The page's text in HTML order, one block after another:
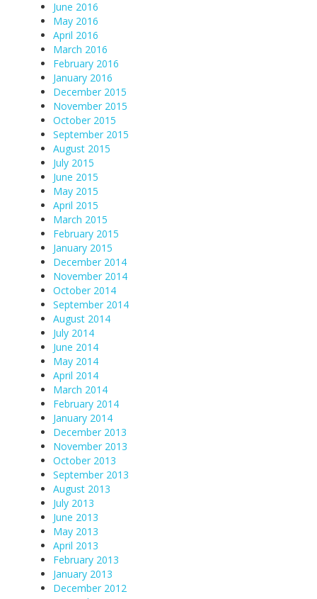
June 2016
May 2016
April 2016
March 2016
February 2016
January 2016
December 2015
November 2015
October 2015
September 2015
August 2015
July 2015
June 2015
May 2015
April 2015
March 2015
February 2015
January 2015
December 2014
November 2014
October 2014
September 2014
August 2014
July 2014
June 2014
May 2014
April 2014
March 2014
February 2014
January 2014
December 2013
November 2013
October 2013
September 2013
August 2013
July 2013
June 2013
May 2013
April 2013
February 2013
January 2013
December 2012